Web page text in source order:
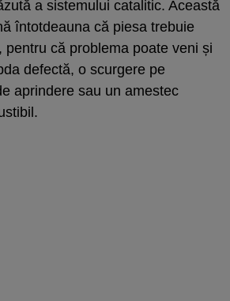
a sistemului catalitic. Această
întotdeauna că piesa trebuie
pentru că problema poate veni și
defectă, o scurgere pe
aprindere sau un amestec